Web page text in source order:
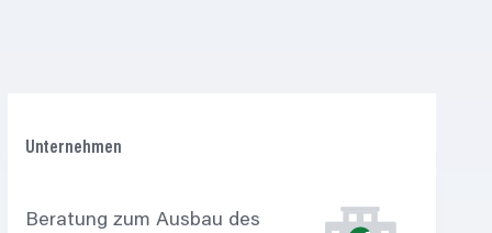
Unternehmen
Beratung zum Ausbau des